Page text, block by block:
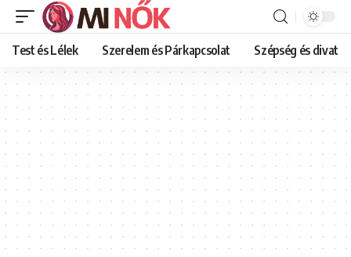
Test és Lélek Szerelem és Párkapcsolat Szépség és divat